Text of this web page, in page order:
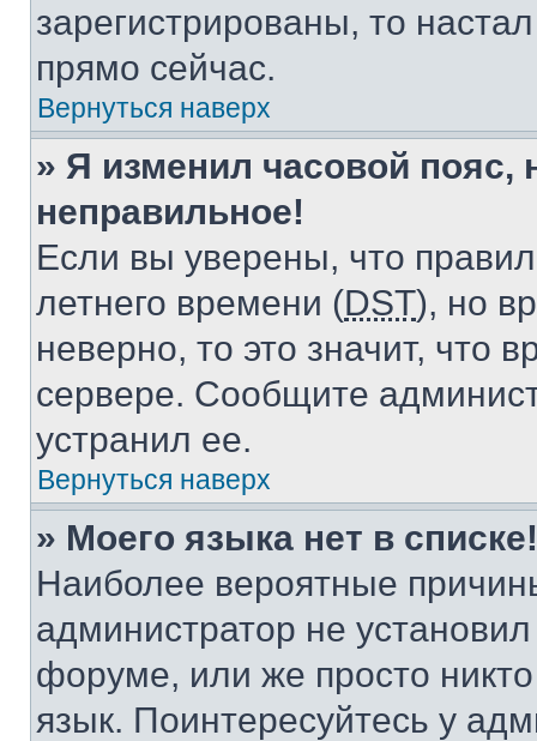
зарегистрированы, то
прямо сейчас.
Вернуться наверх
» Я изменил часовой пояс,
неправильное!
Если вы уверены, что
летнего времени (DST), но
неверно, то это значит, что
сервере. Сообщите
устранил ее.
Вернуться наверх
» Моего языка нет в списке!
Наиболее вероятные
администратор не
форуме, или же просто
язык. Поинтересуйтесь у